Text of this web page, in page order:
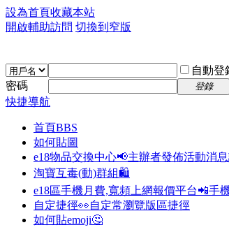
設為首頁收藏本站
開啟輔助訪問 切換到窄版
自動登
密碼
登錄
快捷導航
首頁BBS
如何貼圖
e18物品交換中心📢主辦者發佈活動消
淘寶互毒(動)群組🛍️
e18區手機月費,寬頻上網報價平台📲手
自定捷徑👀自定常瀏覽版區捷徑
如何貼emoji🤔